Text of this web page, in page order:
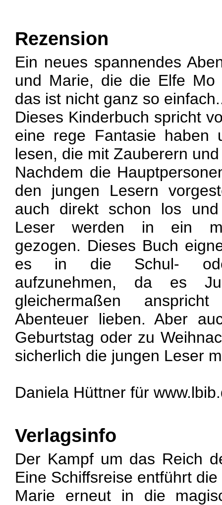
Rezension
Ein neues spannendes
und Marie, die die Elfe Mo
das ist nicht ganz so
Dieses Kinderbuch spricht
eine rege Fantasie haben
lesen, die mit Zauberern
Nachdem die
den jungen Lesern
auch direkt schon los
Leser werden in ein
gezogen. Dieses Buch
es in die Schul- oder
aufzunehmen, da es
gleichermaßen
Abenteuer lieben. Aber
Geburtstag oder zu
sicherlich die jungen Leser
Daniela Hüttner für
Verlagsinfo
Der Kampf um das Reich
Eine Schiffsreise entführt
Marie erneut in die